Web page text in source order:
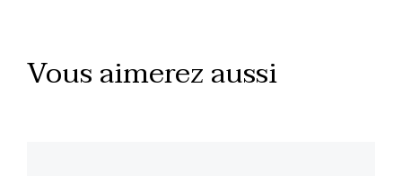
Vous aimerez aussi